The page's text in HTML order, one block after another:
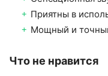
Приятны в
Мощный и
Что не нравится